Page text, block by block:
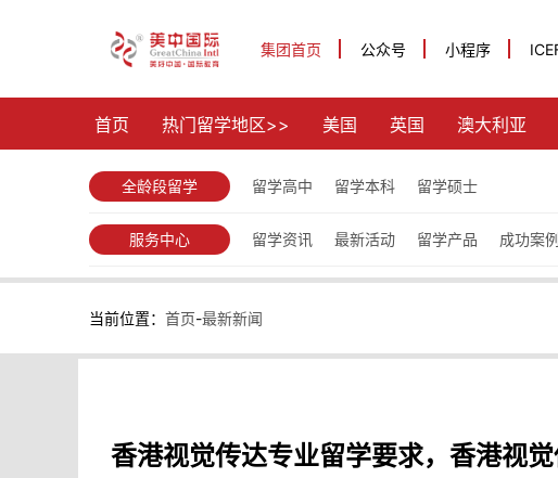
集团首页 公众号 小程序
首页 热门留学地区>> 美国 英国 澳大利亚
全龄段留学 留学高中 留学本科 留学硕士
服务中心 留学资讯 最新活动 留学产品 成功案例
当前位置： 首页-最新新闻
香港视觉传达专业留学要求，香港视